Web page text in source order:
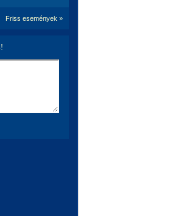
Friss események »